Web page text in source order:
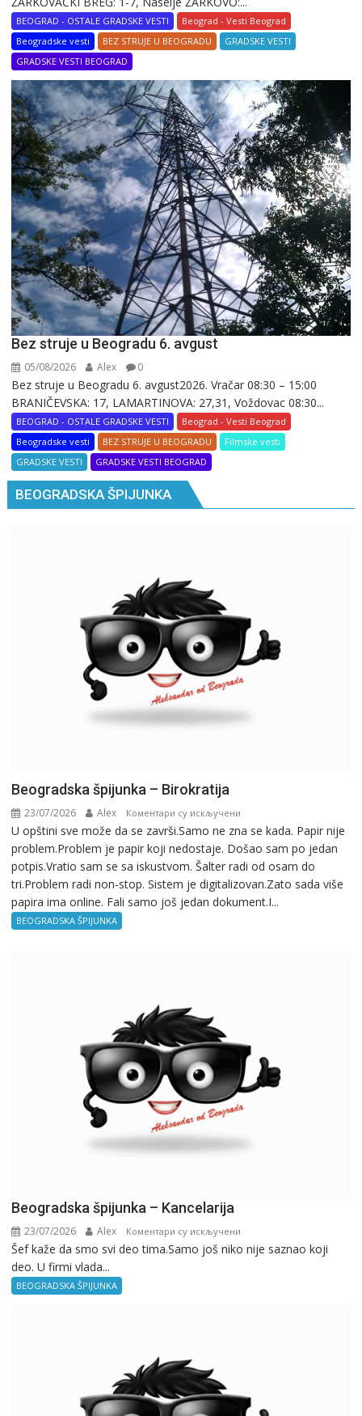
BEOGRAD - OSTALE GRADSKE VESTI
Beograd - Vesti Beograd
Beogradske vesti
BEZ STRUJE U BEOGRADU
GRADSKE VESTI
GRADSKE VESTI BEOGRAD
Bez struje u Beogradu 6. avgust
05/08/2026 Alex 0
Bez struje u Beogradu 6. avgust2026. Vračar 08:30 – 15:00
BRANIČEVSKA: 17, LAMARTINOVA: 27,31, Voždovac 08:30...
BEOGRAD - OSTALE GRADSKE VESTI
Beograd - Vesti Beograd
Beogradske vesti
BEZ STRUJE U BEOGRADU
Filmske vesti
GRADSKE VESTI
GRADSKE VESTI BEOGRAD
BEOGRADSKA ŠPIJUNKA
Beogradska špijunka – Birokratija
23/07/2026 Alex Коментари су искључени
Beogradska
špijunka
–
Birokratija
U opštini sve može da se završi.Samo ne zna se kada. Papir nije
problem.Problem je papir koji nedostaje. Došao sam po jedan
potpis.Vratio sam se sa iskustvom. Šalter radi od osam do
tri.Problem radi non-stop. Sistem je digitalizovan.Zato sada više
papira ima online. Fali samo još jedan dokument.I...
BEOGRADSKA ŠPIJUNKA
Beogradska špijunka – Kancelarija
23/07/2026 Alex Коментари су искључени
Beogradska
Šef kaže da smo svi deo tima.Samo još niko nije saznao koji
deo. U firmi vlada...
BEOGRADSKA ŠPIJUNKA